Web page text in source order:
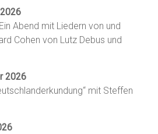
Abend mit Liedern von und
Cohen von Lutz Debus und
2026
mit Steffen